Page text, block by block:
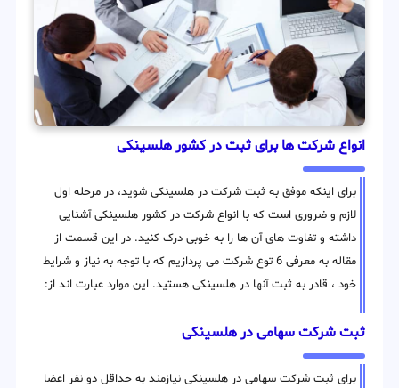
انواع شرکت ها برای ثبت در کشور هلسینکی
برای اینکه موفق به ثبت شرکت در هلسینکی شوید، در مرحله اول
لازم و ضروری است که با انواع شرکت در کشور هلسینکی آشنایی
داشته و تفاوت های آن ها را به خوبی درک کنید. در این قسمت از
مقاله به معرفی 6 توع شرکت می پردازیم که با توجه به نیاز و شرایط
خود ، قادر به ثبت آنها در هلسینکی هستید. این موارد عبارت اند از:
ثبت شرکت سهامی در هلسینکی
برای ثبت شرکت سهامی در هلسینکی نیازمند به حداقل دو نفر اعضا